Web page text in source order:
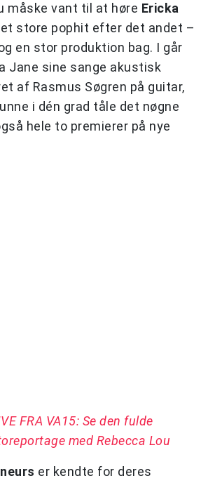
måske vant til at høre Ericka
store pophit efter det andet –
en stor produktion bag. I går
Jane sine sange akustisk
af Rasmus Søgren på guitar,
i dén grad tåle det nøgne
hele to premierer på nye
FRA VA15: Se den fulde
med Rebecca Lou
er kendte for deres